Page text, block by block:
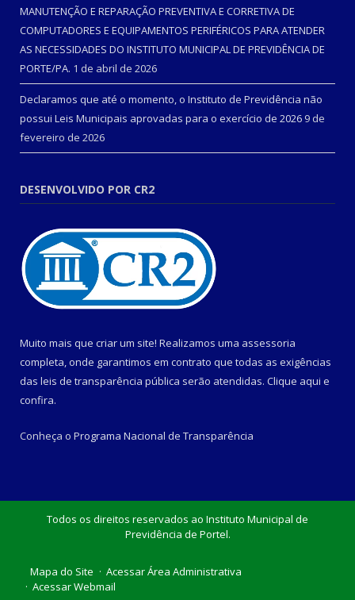
MANUTENÇÃO E REPARAÇÃO PREVENTIVA E CORRETIVA DE
COMPUTADORES E EQUIPAMENTOS PERIFÉRICOS PARA ATENDER
AS NECESSIDADES DO INSTITUTO MUNICIPAL DE PREVIDÊNCIA DE
PORTE/PA. 1 de abril de 2026
Declaramos que até o momento, o Instituto de Previdência não
possui Leis Municipais aprovadas para o exercício de 2026 9 de
fevereiro de 2026
DESENVOLVIDO POR CR2
Muito mais que criar um site! Realizamos uma assessoria
completa, onde garantimos em contrato que todas as exigências
das leis de transparência pública serão atendidas. Clique aqui e
confira.
Conheça o Programa Nacional de Transparência
Todos os direitos reservados ao Instituto Municipal de
Previdência de Portel.
Mapa do Site
Acessar Área Administrativa
Acessar Webmail